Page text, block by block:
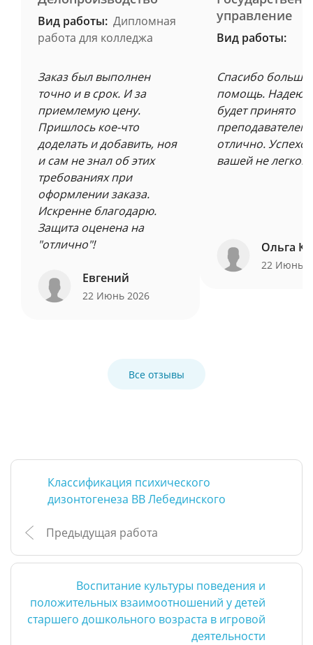
Вид работы: Дипломная
работа для колледжа
Заказ был выполнен
точно и в срок. И за
приемлемую цену.
Пришлось кое-что
доделать и добавить, ноя
и сам не знал об этих
требованиях при
оформлении заказа.
Искренне благодарю.
Защита оценена на
"отлично"!
Евгений
22 Июнь 2026
управление
Вид работы:
Спасибо
помощь.
будет принято
преподавателем
отлично.
вашей не легкой
Ольга
22 Июнь
Все отзывы
Классификация психического
дизонтогенеза ВВ Лебединского
Предыдущая работа
Воспитание культуры поведения и
положительных взаимоотношений у детей
старшего дошкольного возраста в игровой
деятельности